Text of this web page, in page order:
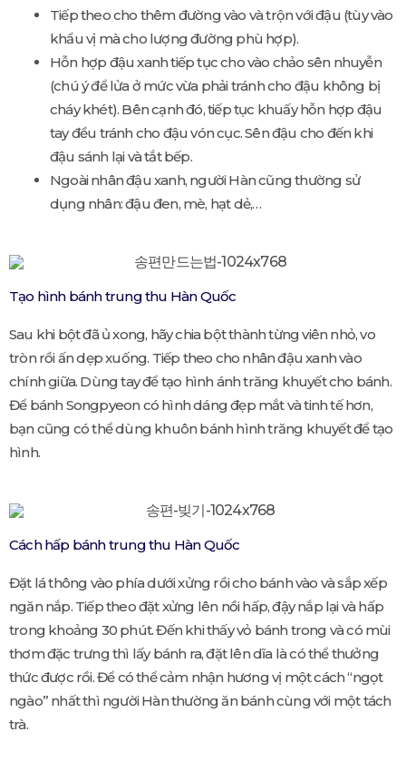
Tiếp theo cho thêm đường vào và trộn với đậu (tùy vào
khẩu vị mà cho lượng đường phù hợp).
Hỗn hợp đậu xanh tiếp tục cho vào chảo sên nhuyễn
(chú ý để lửa ở mức vừa phải tránh cho đậu không bị
cháy khét). Bên cạnh đó, tiếp tục khuấy hỗn hợp đậu
tay đều tránh cho đậu vón cục. Sên đậu cho đến khi
đậu sánh lại và tắt bếp.
Ngoài nhân đậu xanh, người Hàn cũng thường sử
dụng nhân: đậu đen, mè, hạt dẻ,…
Tạo hình bánh trung thu Hàn Quốc
Sau khi bột đã ủ xong, hãy chia bột thành từng viên nhỏ, vo
tròn rồi ấn dẹp xuống. Tiếp theo cho nhân đậu xanh vào
chính giữa. Dùng tay để tạo hình ánh trăng khuyết cho bánh.
Để bánh Songpyeon có hình dáng đẹp mắt và tinh tế hơn,
bạn cũng có thể dùng khuôn bánh hình trăng khuyết để tạo
hình.
Cách hấp bánh trung thu Hàn Quốc
Đặt lá thông vào phía dưới xửng rồi cho bánh vào và sắp xếp
ngăn nắp. Tiếp theo đặt xửng lên nồi hấp, đậy nắp lại và hấp
trong khoảng 30 phút. Đến khi thấy vỏ bánh trong và có mùi
thơm đặc trưng thì lấy bánh ra, đặt lên dĩa là có thể thưởng
thức được rồi. Để có thể cảm nhận hương vị một cách “ngọt
ngào” nhất thì người Hàn thường ăn bánh cùng với một tách
trà.